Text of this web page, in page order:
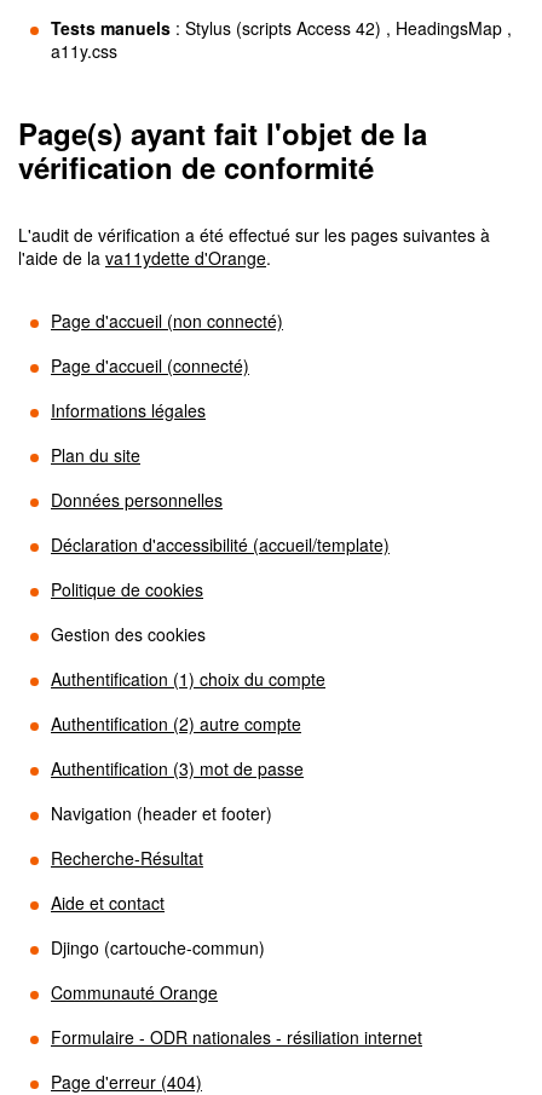
Tests manuels : Stylus (scripts Access 42) , HeadingsMap ,
a11y.css
Page(s) ayant fait l'objet de la
vérification de conformité
L'audit de vérification a été effectué sur les pages suivantes à
l'aide de la va11ydette d'Orange.
Page d'accueil (non connecté)
Page d'accueil (connecté)
Informations légales
Plan du site
Données personnelles
Déclaration d'accessibilité (accueil/template)
Politique de cookies
Gestion des cookies
Authentification (1) choix du compte
Authentification (2) autre compte
Authentification (3) mot de passe
Navigation (header et footer)
Recherche-Résultat
Aide et contact
Djingo (cartouche-commun)
Communauté Orange
Formulaire - ODR nationales - résiliation internet
Page d'erreur (404)